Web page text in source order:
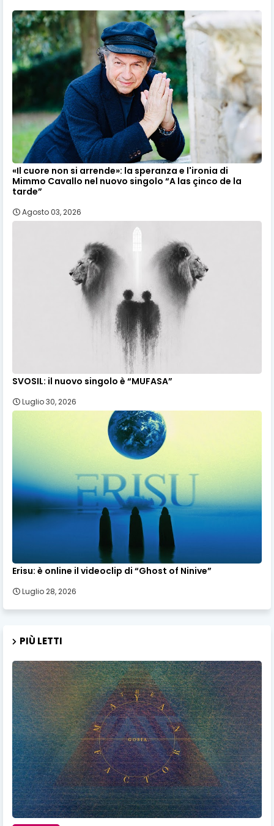
«Il cuore non si arrende»: la speranza e l'ironia di
Mimmo Cavallo nel nuovo singolo “A las çinco de la
tarde”
Agosto 03, 2026
SVOSIL: il nuovo singolo è “MUFASA”
Luglio 30, 2026
Erisu: è online il videoclip di “Ghost of Ninive”
Luglio 28, 2026
PIÙ LETTI